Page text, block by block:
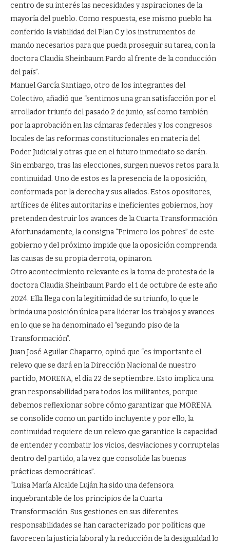
centro de su interés las necesidades y aspiraciones de la
mayoría del pueblo. Como respuesta, ese mismo pueblo ha
conferido la viabilidad del Plan C y los instrumentos de
mando necesarios para que pueda proseguir su tarea, con la
doctora Claudia Sheinbaum Pardo al frente de la conducción
del país”.
Manuel García Santiago, otro de los integrantes del
Colectivo, añadió que “sentimos una gran satisfacción por el
arrollador triunfo del pasado 2 de junio, así como también
por la aprobación en las cámaras federales y los congresos
locales de las reformas constitucionales en materia del
Poder Judicial y otras que en el futuro inmediato se darán.
Sin embargo, tras las elecciones, surgen nuevos retos para la
continuidad. Uno de estos es la presencia de la oposición,
conformada por la derecha y sus aliados. Estos opositores,
artífices de élites autoritarias e ineficientes gobiernos, hoy
pretenden destruir los avances de la Cuarta Transformación.
Afortunadamente, la consigna “Primero los pobres” de este
gobierno y del próximo impide que la oposición comprenda
las causas de su propia derrota, opinaron.
Otro acontecimiento relevante es la toma de protesta de la
doctora Claudia Sheinbaum Pardo el 1 de octubre de este año
2024. Ella llega con la legitimidad de su triunfo, lo que le
brinda una posición única para liderar los trabajos y avances
en lo que se ha denominado el “segundo piso de la
Transformación”.
Juan José Aguilar Chaparro, opinó que “es importante el
relevo que se dará en la Dirección Nacional de nuestro
partido, MORENA, el día 22 de septiembre. Esto implica una
gran responsabilidad para todos los militantes, porque
debemos reflexionar sobre cómo garantizar que MORENA
se consolide como un partido incluyente y por ello, la
continuidad requiere de un relevo que garantice la capacidad
de entender y combatir los vicios, desviaciones y corruptelas
dentro del partido, a la vez que consolide las buenas
prácticas democráticas”.
“Luisa María Alcalde Luján ha sido una defensora
inquebrantable de los principios de la Cuarta
Transformación. Sus gestiones en sus diferentes
responsabilidades se han caracterizado por políticas que
favorecen la justicia laboral y la reducción de la desigualdad lo